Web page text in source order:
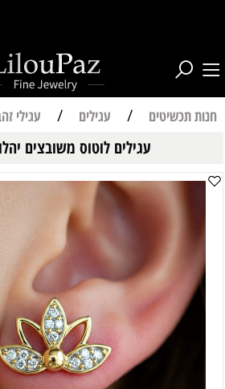
חנות תכשיטים / עגילים / עגילי
עגילים לוטוס משובצים